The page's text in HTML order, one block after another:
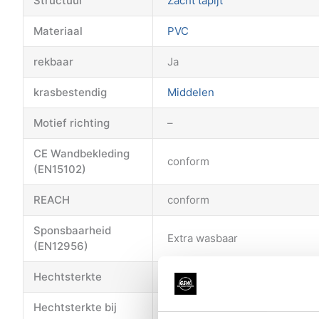
Materiaal PVC
rekbaar Ja
krasbestendig Middelen
Motief richting –
CE Wandbekleding
(EN15102)
conform
REACH conform
Sponsbaarheid
(EN12956)
Extra wasbaar
Hechtsterkte 91 minuten na installatie:
Hechtsterkte bij
Na dag 1: 1,37 Kg/cm Na 7